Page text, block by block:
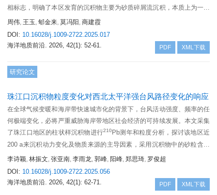
相标志，明确了本区发育的沉积物主要为砂质碎屑流沉积，本质上为一系
列水道和朵体相互切割改造形成的复合浅海海底扇沉积体。综合古地貌及
砂体展布特征，建立了浅海重力流限制性阶段持续进积、半限制性阶段补
偿叠置、非限制性阶段分流摆动的沉积演化样式。基于地质静态认识，结
合生产动态特征，综合分析了储层砂体内部结构及连通性，厘清了研究区
浅海复杂海底扇储层内部结构样式。结果表明，研究区的东方Ⅱ气田早期
沉积砂体垂向切割叠置连通性好，中期砂体侧向叠置局部受渗流屏障影响
认识为该气田内部潜力分析奠定了理论基础。
周伟, 王玉, 郇金来, 莫冯阳 , 商建霞
DOI: 10.16028/j.1009-2722.2025.017
海洋地质前沿. 2026, 42(1): 52-61. PDF XML下载
研究论文
珠江口沉积物粒度变化对西北太平洋强台风路径变化的响应
在全球气候变暖和海岸带快速城市化的背景下，台风活动强度、频率的任
何极端变化，必将严重威胁海岸带地区社会经济的可持续发展。本文采集
了珠江口地区的柱状样沉积物进行210 Pb测年和粒度分析，探讨该地区近
200 a来沉积动力变化及物质来源的主导因素，采用沉积物中的砂粒含量
作为珠江口地区台风影响强度变化参数，并利用该参数重建珠江口地区近
200 a来的台风强度记录。结果显示，1840—1920年珠江口地区台风活动
持续增强，1920—1958年间台风影响强度波动较大，而1958年至今台风
影响强度在逐渐减弱。珠江口地区台风活动变化与全球气温呈反比，随着
李诗颖, 林振文, 张亚南, 李雨龙, 郭峰, 阳峰, 郑思琦, 罗俊超
DOI: 10.16028/j.1009-2722.2025.056
海洋地质前沿. 2026, 42(1): 62-71. PDF XML下载